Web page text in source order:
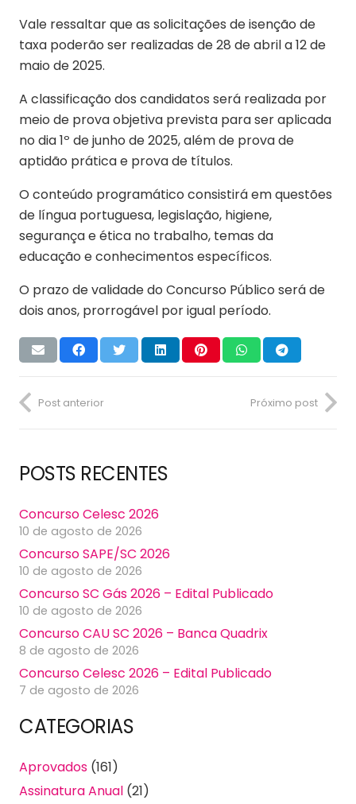
Vale ressaltar que as solicitações de isenção de
taxa poderão ser realizadas de 28 de abril a 12 de
maio de 2025.
A classificação dos candidatos será realizada por
meio de prova objetiva prevista para ser aplicada
no dia 1º de junho de 2025, além de prova de
aptidão prática e prova de títulos.
O conteúdo programático consistirá em questões
de língua portuguesa, legislação, higiene,
segurança e ética no trabalho, temas da
educação e conhecimentos específicos.
O prazo de validade do Concurso Público será de
dois anos, prorrogável por igual período.
Post anterior Próximo post
POSTS RECENTES
Concurso Celesc 2026
10 de agosto de 2026
Concurso SAPE/SC 2026
10 de agosto de 2026
Concurso SC Gás 2026 – Edital Publicado
10 de agosto de 2026
Concurso CAU SC 2026 – Banca Quadrix
8 de agosto de 2026
Concurso Celesc 2026 – Edital Publicado
7 de agosto de 2026
CATEGORIAS
Aprovados (161)
Assinatura Anual (21)